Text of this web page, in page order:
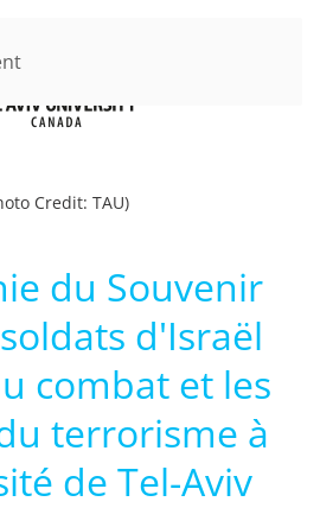
Credit: TAU)
du Souvenir
d'Israël
combat et les
terrorisme à
de Tel-Aviv